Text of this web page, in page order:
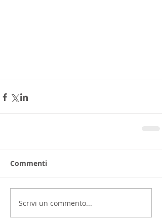
Commenti
Scrivi un commento...